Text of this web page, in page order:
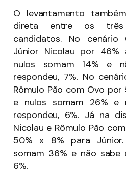
O levantamento
direta entre os três
candidatos. No cenário
Júnior Nicolau por 46%
nulos somam 14% e
respondeu, 7%. No
Rômulo Pão com Ovo por
e nulos somam 26% e
respondeu, 6%. Já na
Nicolau e Rômulo Pão
50% x 8% para
somam 36% e não sabe
6%.